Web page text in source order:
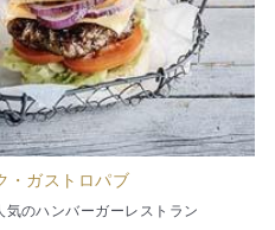
・ガストロパブ
のハンバーガーレストラン